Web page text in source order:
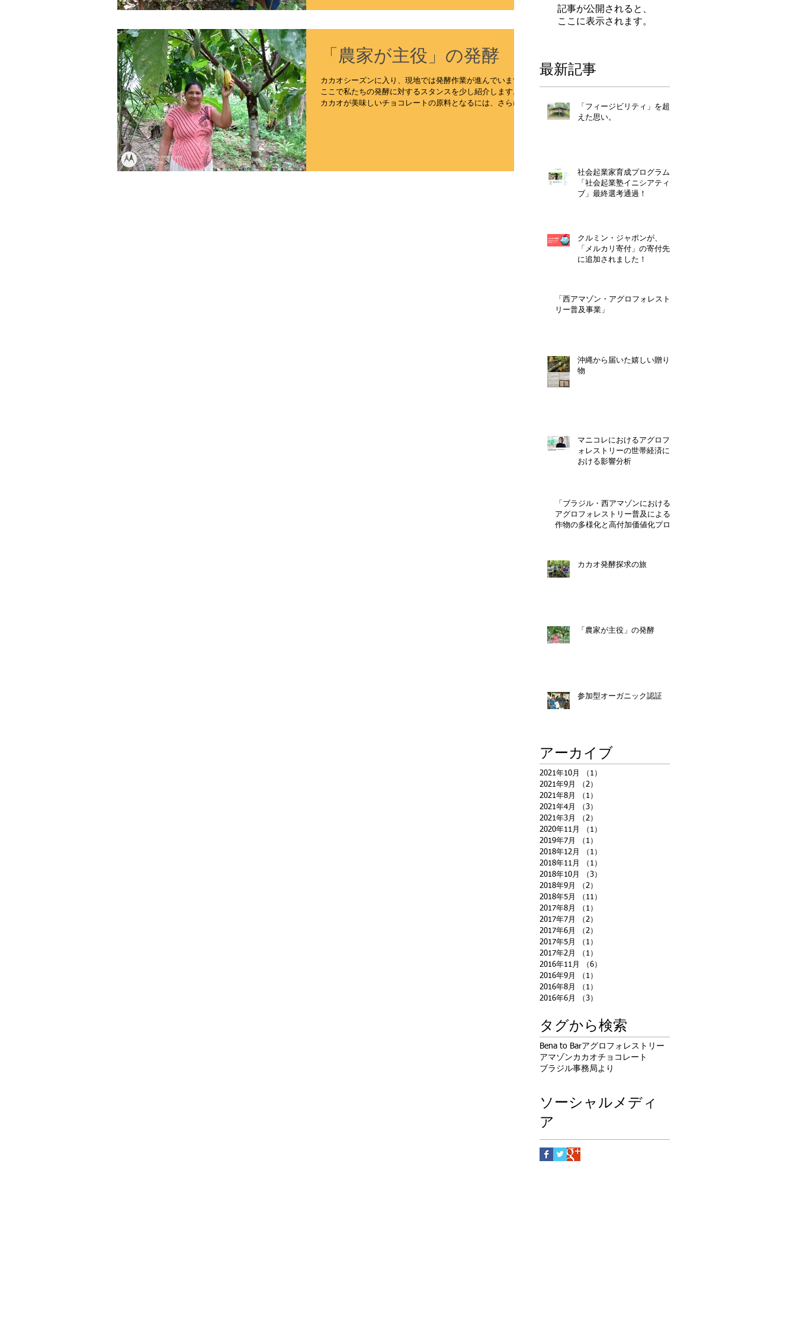
「農家が主役」の発酵
カカオシーズンに入り、現地では発酵作業が進んでいます！
ここで私たちの発酵に対するスタンスを少し紹介します。
カカオが美味しいチョコレートの原料となるには、さらに
記事が公開されると、
ここに表示されます。
最新記事
「フィージビリティ」を超
えた思い。
社会起業家育成プログラム
「社会起業塾イニシアティ
ブ」最終選考通過！
クルミン・ジャポンが、
「メルカリ寄付」の寄付先
に追加されました！
「西アマゾン・アグロフォレスト
リー普及事業」
沖縄から届いた嬉しい贈り
物
マニコレにおけるアグロフ
ォレストリーの世帯経済に
おける影響分析
「ブラジル・西アマゾンにおける
アグロフォレストリー普及による
作物の多様化と高付加価値化プロ
カカオ発酵探求の旅
「農家が主役」の発酵
参加型オーガニック認証
アーカイブ
2021年10月 （1）
2021年9月
（2）
2021年8月
（1）
2021年4月
（3）
2021年3月
（2）
2020年11月
（1）
2019年7月
（1）
2018年12月
（1）
2018年11月
（1）
2018年10月
（3）
2018年9月
（2）
2018年5月
（11）
2017年8月
（1）
2017年7月
（2）
2017年6月
（2）
2017年5月
（1）
2017年2月
（1）
2016年11月
（6）
2016年9月
（1）
2016年8月
（1）
2016年6月
（3）
タグから検索
Bena to Barアグロフォレストリー
アマゾンカカオチョコレート
ブラジル事務局より
ソーシャルメディ
ア